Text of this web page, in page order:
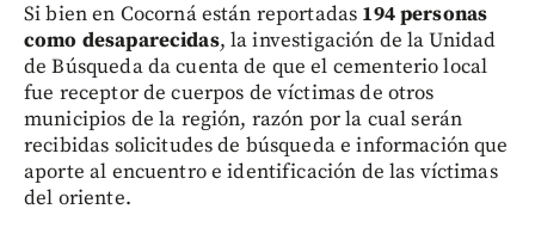
Si bien en Cocorná están reportadas 194 personas
como desaparecidas, la investigación de la Unidad
de Búsqueda da cuenta de que el cementerio local
fue receptor de cuerpos de víctimas de otros
municipios de la región, razón por la cual serán
recibidas solicitudes de búsqueda e información que
aporte al encuentro e identificación de las víctimas
del oriente.